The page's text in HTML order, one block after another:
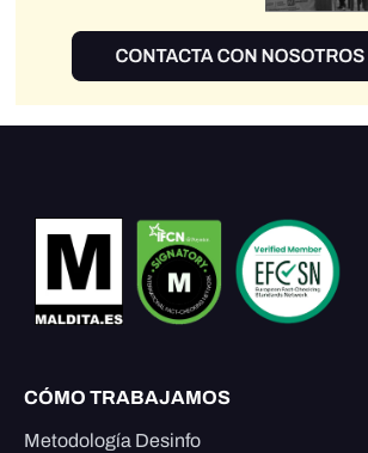
CÓMO TRABAJAMOS
Metodología Desinfo